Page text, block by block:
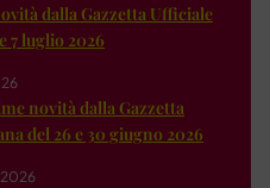
dalla Gazzetta Ufficiale
7 luglio 2026
novità dalla Gazzetta
del 26 e 30 giugno 2026